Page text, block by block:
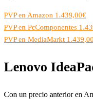
PVP en Amazon 1.439,00€
PVP en PcComponentes
PVP en MediaMarkt
Lenovo
Con un precio anterior en